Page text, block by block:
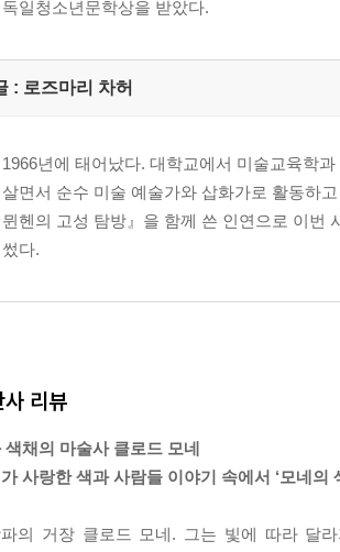
독일청소년문학상을 받았다.
: 로즈마리 차허
1966년에 태어났다. 대학교에서 미술교육학
살면서 순수 미술 예술가와 삽화가로 활동하
뮌헨의 고성 탐방』을 함께 쓴 인연으로 이번
썼다.
사 리뷰
색채의 마술사 클로드 모네
사랑한 색과 사람들 이야기 속에서 ‘모네의
파의 거장 클로드 모네. 그는 빛에 따라 달